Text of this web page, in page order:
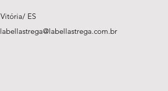
Vitória/ ES
labellastrega@labellastrega.com.br